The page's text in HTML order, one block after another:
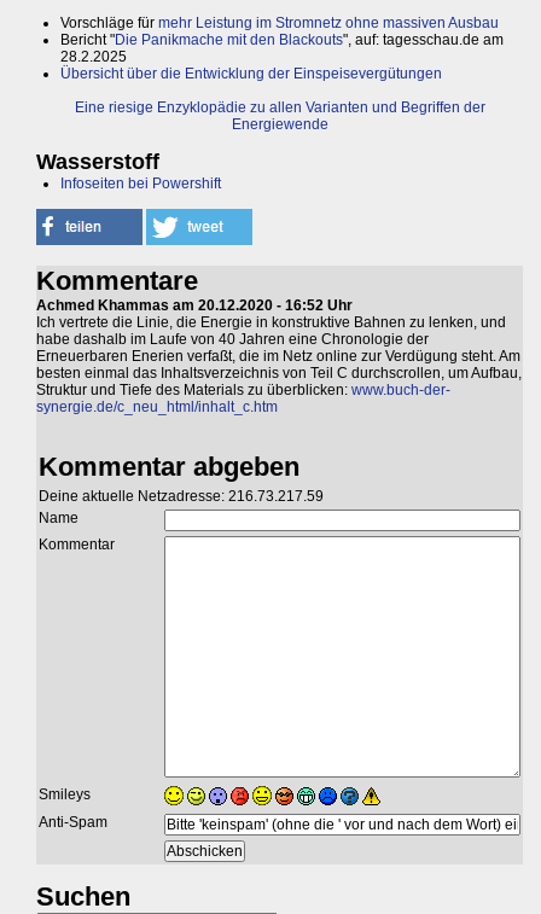
Vorschläge für mehr Leistung im Stromnetz ohne massiven Ausbau
Bericht "Die Panikmache mit den Blackouts", auf: tagesschau.de am
28.2.2025
Übersicht über die Entwicklung der Einspeisevergütungen
Eine riesige Enzyklopädie zu allen Varianten und Begriffen der
Energiewende
Wasserstoff
Infoseiten bei Powershift
Kommentare
Achmed Khammas am 20.12.2020 - 16:52 Uhr
Ich vertrete die Linie, die Energie in konstruktive Bahnen zu lenken, und
habe dashalb im Laufe von 40 Jahren eine Chronologie der
Erneuerbaren Enerien verfaßt, die im Netz online zur Verdügung steht. Am
besten einmal das Inhaltsverzeichnis von Teil C durchscrollen, um Aufbau,
Struktur und Tiefe des Materials zu überblicken: www.buch-der-
synergie.de/c_neu_html/inhalt_c.htm
Kommentar abgeben
Deine aktuelle Netzadresse: 216.73.217.59
Name
Kommentar
Smileys
Anti-Spam
Suchen